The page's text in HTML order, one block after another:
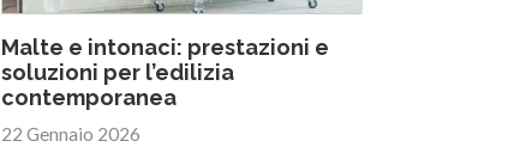
Malte e intonaci: prestazioni e
soluzioni per l’edilizia
contemporanea
22 Gennaio 2026